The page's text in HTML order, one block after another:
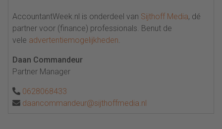
AccountantWeek.nl is onderdeel van Sijthoff Media, dé
partner voor (finance) professionals. Benut de
vele advertentiemogelijkheden.
Daan Commandeur
Partner Manager
0628068433
daancommandeur@sijthoffmedia.nl